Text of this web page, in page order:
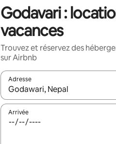
Godavari :
vacances
Trouvez et réservez des
sur Airbnb
Adresse
Lorsque les résultats s'affichent,
Arrivée